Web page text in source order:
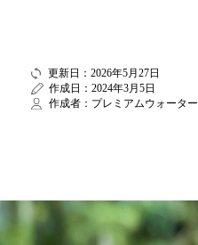
更新日：2026年5月27日
作成日：2024年3月5日
作成者：プレミアムウォーター